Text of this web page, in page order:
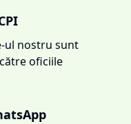
ul nostru sunt
oficiile